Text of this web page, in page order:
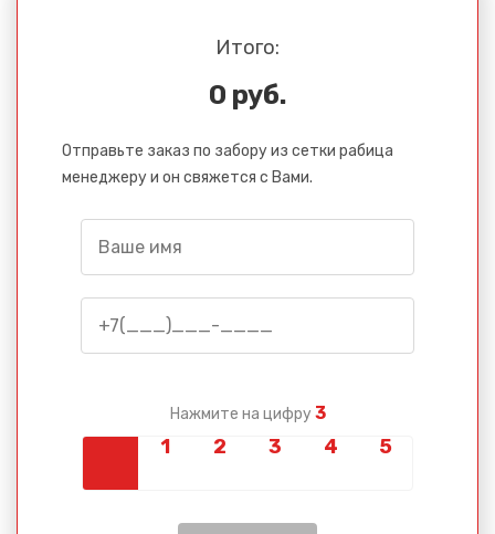
Итого:
0 руб.
Отправьте заказ по забору из сетки рабица
менеджеру и он свяжется с Вами.
Нажмите на цифру 3